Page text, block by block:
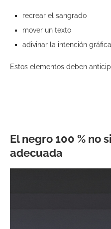
recrear el sangrado
mover un texto
adivinar la intención gráfica
Estos elementos deben
El negro 100 % no
adecuada